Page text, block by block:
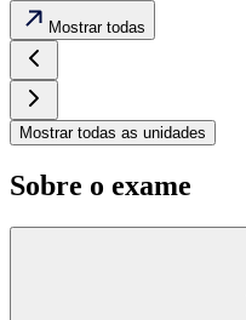
Mostrar todas
Mostrar todas as unidades
Sobre o exame